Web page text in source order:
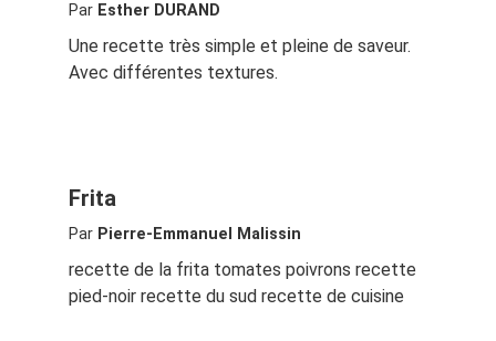
Par Esther DURAND
Une recette très simple et pleine de saveur.
Avec différentes textures.
Frita
Par Pierre-Emmanuel Malissin
recette de la frita tomates poivrons recette
pied-noir recette du sud recette de cuisine